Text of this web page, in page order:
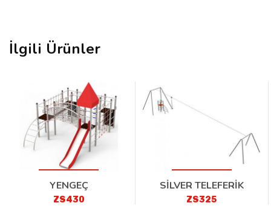
İlgili Ürünler
YENGEÇ
ZS430
SİLVER TELEFERİK
ZS325